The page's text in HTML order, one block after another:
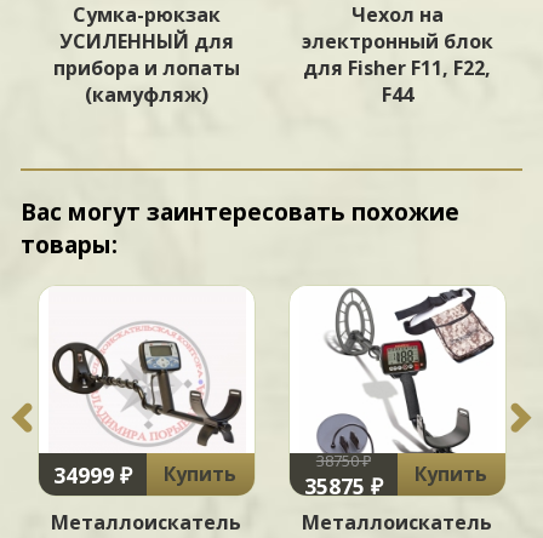
Сумка-рюкзак
УСИЛЕННЫЙ для
прибора и лопаты
(камуфляж)
Чехол на
электронный блок
для Fisher F11, F22,
F44
Вас могут заинтересовать похожие
товары:
34999 ₽
Купить
Металлоискатель
38750 ₽
35875 ₽
Купить
Металлоискатель